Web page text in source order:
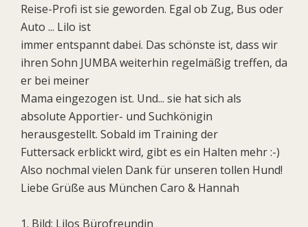
Reise-Profi ist sie geworden. Egal ob Zug, Bus oder
Auto ... Lilo ist
immer entspannt dabei. Das schönste ist, dass wir
ihren Sohn JUMBA weiterhin regelmäßig treffen, da
er bei meiner
Mama eingezogen ist. Und... sie hat sich als
absolute Apportier- und Suchkönigin
herausgestellt. Sobald im Training der
Futtersack erblickt wird, gibt es ein Halten mehr :-)
Also nochmal vielen Dank für unseren tollen Hund!
Liebe Grüße aus München Caro & Hannah
1. Bild: Lilos Bürofreundin